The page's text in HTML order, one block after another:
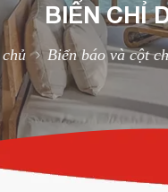
BIỂN CHỈ
Biển báo và cột